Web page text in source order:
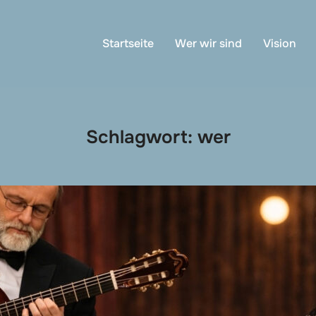
Startseite Wer wir sind Vision
Schlagwort: wer